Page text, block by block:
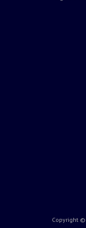
Copyright ©